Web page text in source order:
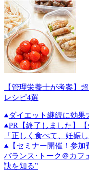
【管理栄養士が考案】
レシピ4選
ダイエット継続に効果
PR
【終了しました】
「正しく食べて、妊娠
【セミナー開催！参
バランス･トーク＠カフ
訣を知る”